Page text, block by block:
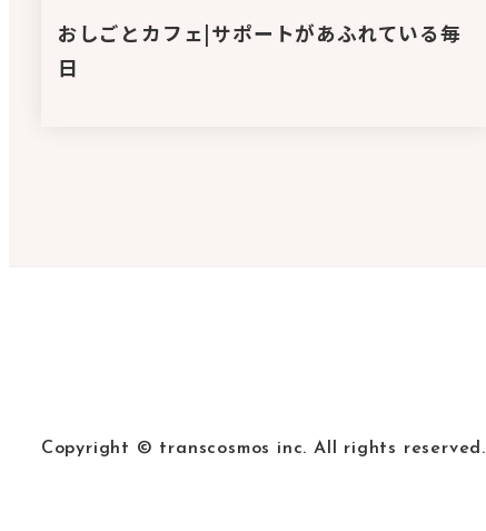
おしごとカフェ|サポートがあふれている毎
日
Copyright © transcosmos inc. All rights reserved.